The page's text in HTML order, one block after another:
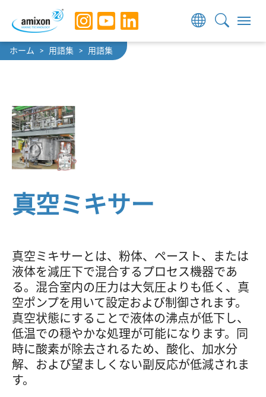
Skip to main navigation
Skip to main content
Skip to page footer
You are here:
ホーム 用語集 用語集
真空ミキサー
真空ミキサーとは、粉体、ペースト、または
液体を減圧下で混合するプロセス機器であ
る。混合室内の圧力は大気圧よりも低く、真
空ポンプを用いて設定および制御されます。
真空状態にすることで液体の沸点が低下し、
低温での穏やかな処理が可能になります。同
時に酸素が除去されるため、酸化、加水分
解、および望ましくない副反応が低減されま
す。